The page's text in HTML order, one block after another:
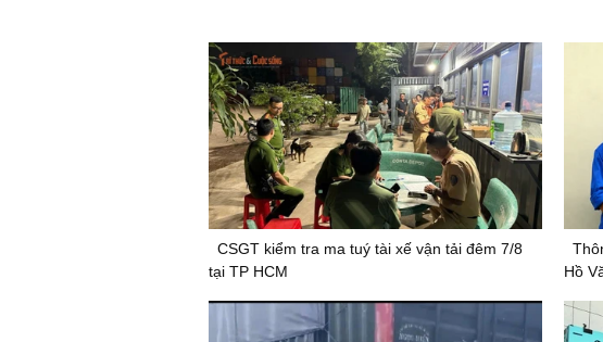
CSGT kiểm tra ma tuý tài xế vận tải đêm 7/8
tại TP HCM
Hồ